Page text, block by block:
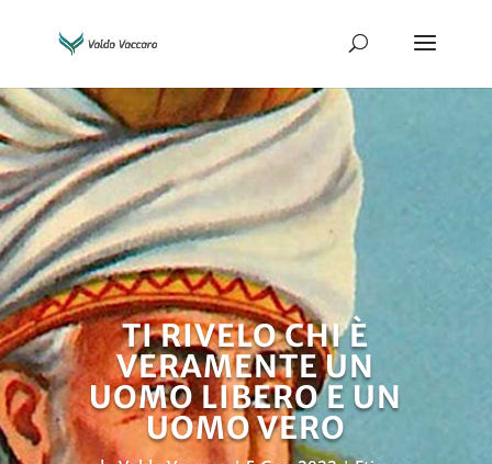
TI RIVELO CHI È
VERAMENTE UN
UOMO LIBERO E UN
UOMO VERO